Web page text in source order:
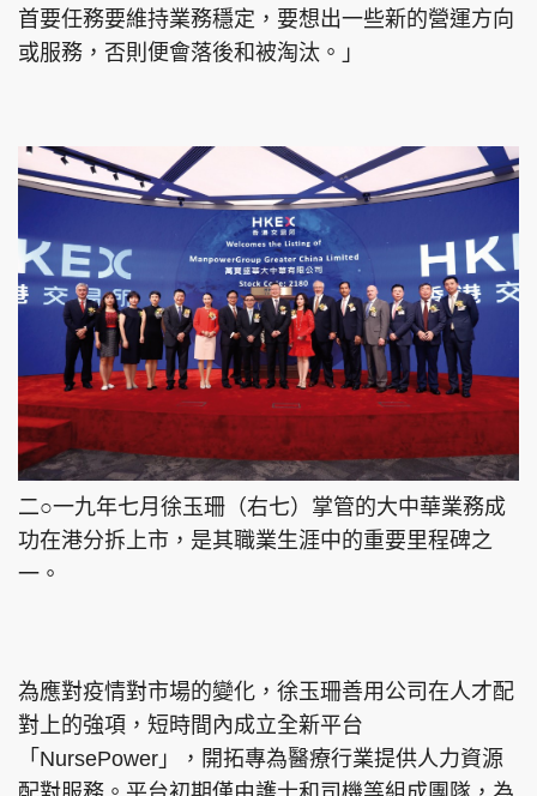
首要任務要維持業務穩定，要想出一些新的營運方向
或服務，否則便會落後和被淘汰。」
二○一九年七月徐玉珊（右七）掌管的大中華業務成
功在港分拆上市，是其職業生涯中的重要里程碑之
一。
為應對疫情對市場的變化，徐玉珊善用公司在人才配
對上的強項，短時間內成立全新平台
「NursePower」，開拓專為醫療行業提供人力資源